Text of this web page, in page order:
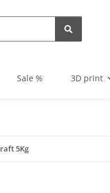
Sale % 3D print
5Kg